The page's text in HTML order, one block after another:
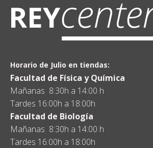
Horario de Julio en tiendas:
Facultad de Física y Química
Mañanas 8:30h a 14:00 h
Tardes 16:00h a 18:00h
Facultad de Biología
Mañanas 8:30h a 14:00 h
Tardes 16:00h a 18:00h